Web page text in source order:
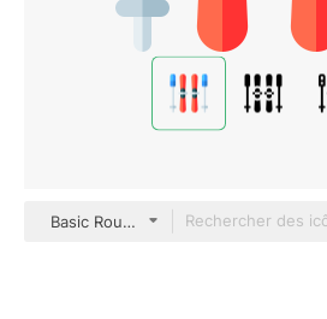
Basic Rounded Flat